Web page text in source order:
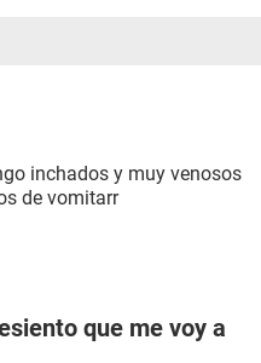
inchados y muy venosos
de vomitarr
que me voy a